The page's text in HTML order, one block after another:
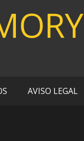
AVISO LEGAL